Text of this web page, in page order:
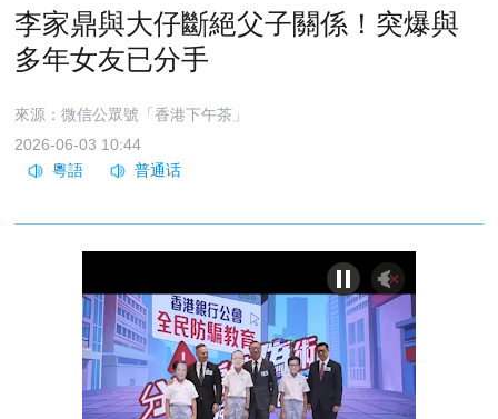
李家鼎與大仔斷絕父子關係！突爆與
多年女友已分手
來源：微信公眾號「香港下午茶」
2026-06-03 10:44